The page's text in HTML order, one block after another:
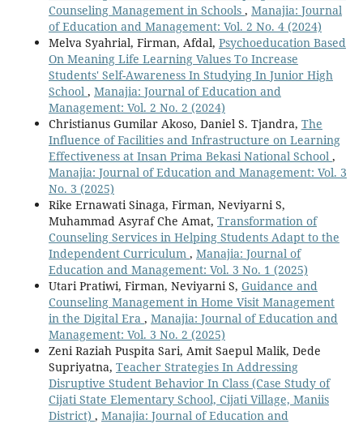
Counseling Management in Schools , Manajia: Journal
of Education and Management: Vol. 2 No. 4 (2024)
Melva Syahrial, Firman, Afdal, Psychoeducation Based
On Meaning Life Learning Values To Increase
Students' Self-Awareness In Studying In Junior High
School , Manajia: Journal of Education and
Management: Vol. 2 No. 2 (2024)
Christianus Gumilar Akoso, Daniel S. Tjandra, The
Influence of Facilities and Infrastructure on Learning
Effectiveness at Insan Prima Bekasi National School ,
Manajia: Journal of Education and Management: Vol. 3
No. 3 (2025)
Rike Ernawati Sinaga, Firman, Neviyarni S,
Muhammad Asyraf Che Amat, Transformation of
Counseling Services in Helping Students Adapt to the
Independent Curriculum , Manajia: Journal of
Education and Management: Vol. 3 No. 1 (2025)
Utari Pratiwi, Firman, Neviyarni S, Guidance and
Counseling Management in Home Visit Management
in the Digital Era , Manajia: Journal of Education and
Management: Vol. 3 No. 2 (2025)
Zeni Raziah Puspita Sari, Amit Saepul Malik, Dede
Supriyatna, Teacher Strategies In Addressing
Disruptive Student Behavior In Class (Case Study of
Cijati State Elementary School, Cijati Village, Maniis
District) , Manajia: Journal of Education and